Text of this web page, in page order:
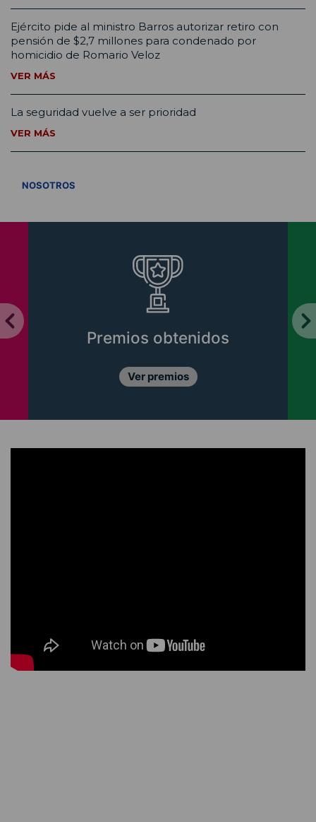
Ejército pide al ministro Barros autorizar retiro con
pensión de $2,7 millones para condenado por
homicidio de Romario Veloz
VER MÁS
La seguridad vuelve a ser prioridad
VER MÁS
NOSOTROS
Premios obtenidos
Ver premios